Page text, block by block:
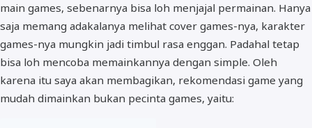
main games, sebenarnya bisa loh menjajal permainan. Hanya
saja memang adakalanya melihat cover games-nya, karakter
games-nya mungkin jadi timbul rasa enggan. Padahal tetap
bisa loh mencoba memainkannya dengan simple. Oleh
karena itu saya akan membagikan, rekomendasi game yang
mudah dimainkan bukan pecinta games, yaitu: